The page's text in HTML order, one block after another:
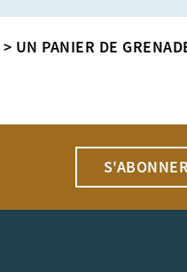
> UN PANIER DE
S'ABONNER